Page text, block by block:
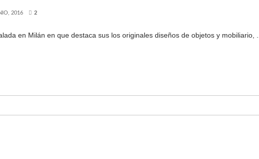
2016 2
en Milán en que destaca sus los originales diseños de objetos y mobiliario, ...